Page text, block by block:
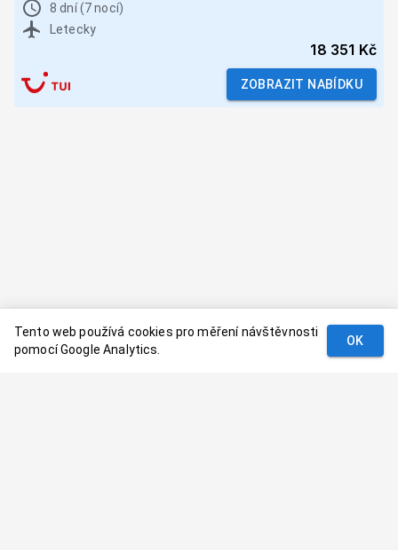
8 dní (7 nocí)
Letecky
18 351 Kč
ZOBRAZIT NABÍDKU
Tento web používá cookies pro měření návštěvnosti
pomocí Google Analytics.
OK